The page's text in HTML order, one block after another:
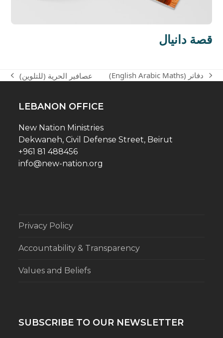
قصة دانيال
previous
عصافير الحرية (للتلوين)
next
(English Arabic Maths) دفاتر
LEBANON OFFICE
New Nation Ministries
Dekwaneh, Civil Defense Street, Beirut
+961 81 488456
info@new-nation.org
Privacy Policy
Accountability & Transparency
Values and Beliefs
SUBSCRIBE TO OUR NEWSLETTER